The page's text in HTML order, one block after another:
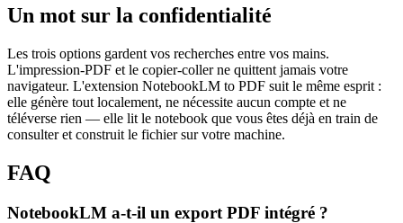
Un mot sur la confidentialité
Les trois options gardent vos recherches entre vos mains.
L'impression-PDF et le copier-coller ne quittent jamais votre
navigateur. L'extension NotebookLM to PDF suit le même esprit :
elle génère tout localement, ne nécessite aucun compte et ne
téléverse rien — elle lit le notebook que vous êtes déjà en train de
consulter et construit le fichier sur votre machine.
FAQ
NotebookLM a-t-il un export PDF intégré ?